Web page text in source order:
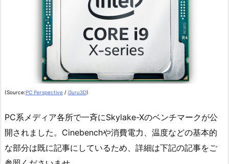
(Source:PC Perspective / Guru3D)
PC系メディア各所で一斉にSkylake-Xのベンチマークが公
開されました。Cinebenchや消費電力、温度などの基本的
な部分は既に記事にしているため、詳細は下記の記事をご